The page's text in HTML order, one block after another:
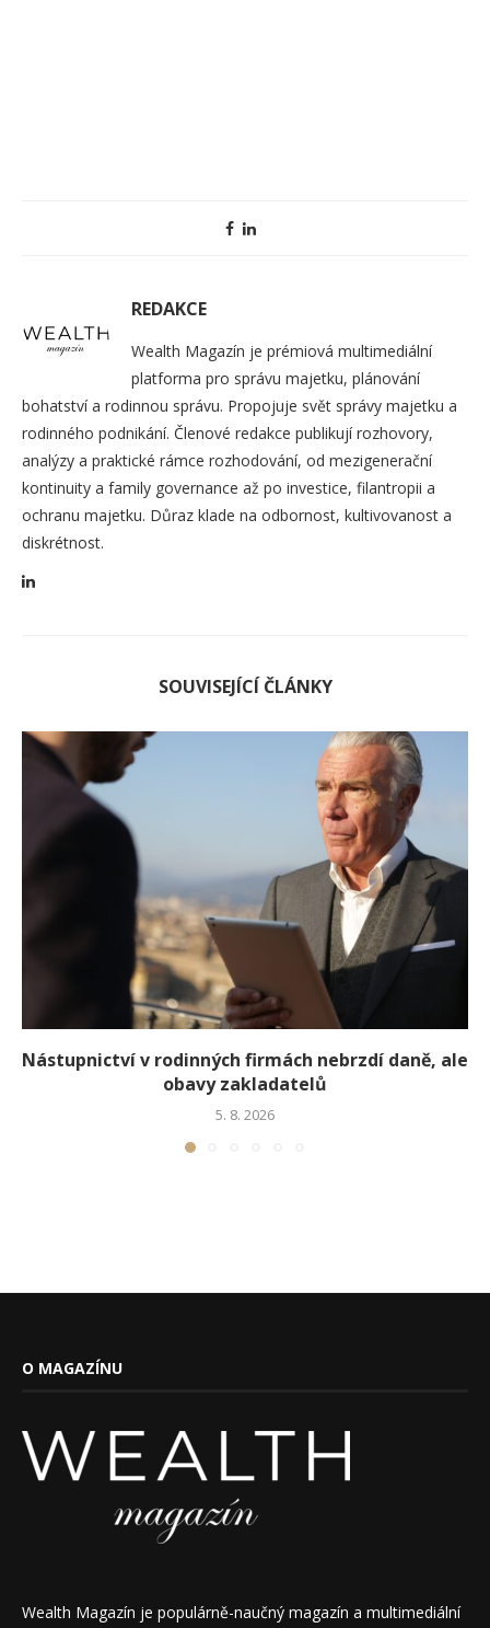
REDAKCE
Wealth Magazín je prémiová multimediální
platforma pro správu majetku, plánování
bohatství a rodinnou správu. Propojuje svět správy majetku a
rodinného podnikání. Členové redakce publikují rozhovory,
analýzy a praktické rámce rozhodování, od mezigenerační
kontinuity a family governance až po investice, filantropii a
ochranu majetku. Důraz klade na odbornost, kultivovanost a
diskrétnost.
SOUVISEJÍCÍ ČLÁNKY
Nástupnictví v rodinných firmách nebrzdí daně, ale
obavy zakladatelů
5. 8. 2026
O MAGAZÍNU
Wealth Magazín je populárně-naučný magazín a multimediální